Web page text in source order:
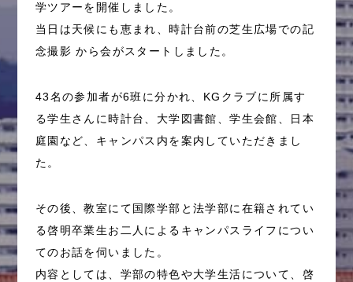
学ツアーを開催しました。
当日は天候にも恵まれ、時計台前の芝生広場での記
念撮影 から会がスタートしました。
43名の参加者が6班に分かれ、KGクラブに所属す
る学生さんに時計台、大学図書館、学生会館、日本
庭園など、キャンパス内を案内していただきまし
た。
その後、教室にて国際学部と法学部に在籍されてい
る啓明卒業生お二人によるキャンパスライフについ
てのお話を伺いました。
内容としては、学部の特色や大学生活について、啓